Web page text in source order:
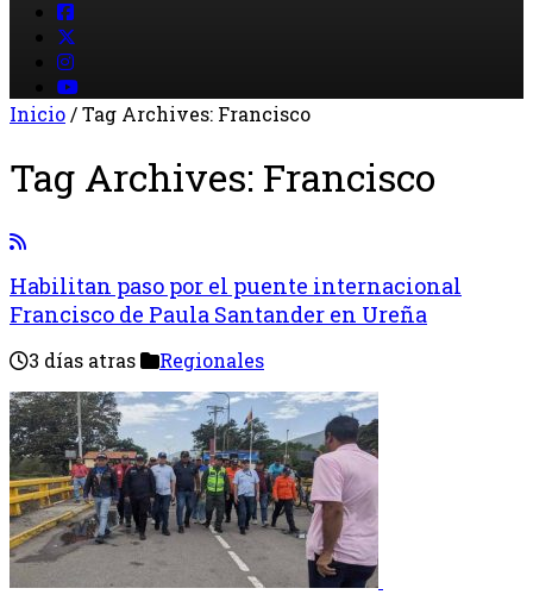
Inicio/Tag Archives: Francisco
Tag Archives: Francisco
Habilitan paso por el puente internacional
Francisco de Paula Santander en Ureña
3 días atras Regionales